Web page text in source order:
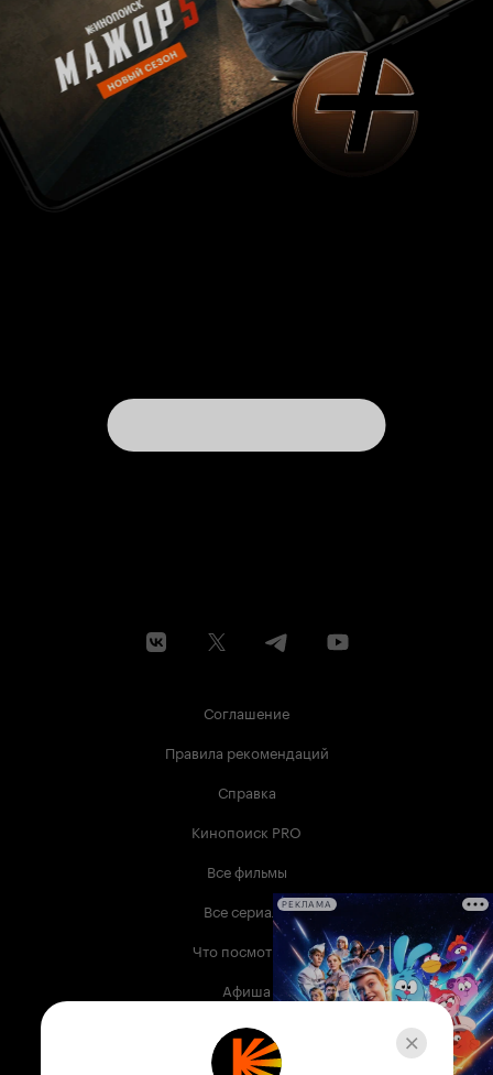
Соглашение
Правила рекомендаций
Справка
Кинопоиск PRO
Все фильмы
Все сериалы
Что посмотреть
Афиша
Музыка
Телепрограмма
РЕКЛАМА